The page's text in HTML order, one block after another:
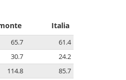
Italia
65.7
61.4
30.7
24.2
114.8
85.7